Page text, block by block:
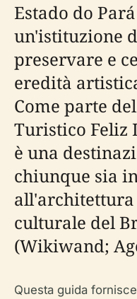
Estado do
un'istituzione
preservare e
eredità
Come parte
Turistico Feliz
è una
chiunque sia
all'architettura
culturale del
(Wikiwand;
Questa guida